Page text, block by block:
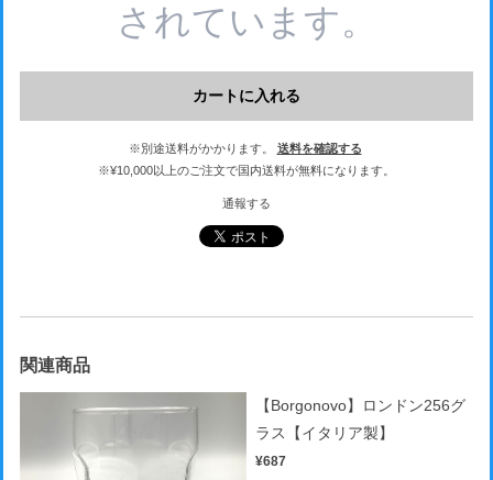
されています。
カートに入れる
※別途送料がかかります。
送料を確認する
※¥10,000以上のご注文で国内送料が無料になります。
通報する
関連商品
【Borgonovo】ロンドン256グ
ラス【イタリア製】
¥687